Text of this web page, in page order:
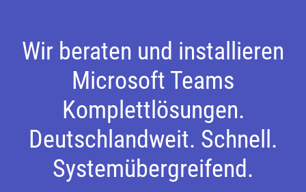
Wir beraten und installieren
Microsoft Teams
Komplettlösungen.
Deutschlandweit. Schnell.
Systemübergreifend.